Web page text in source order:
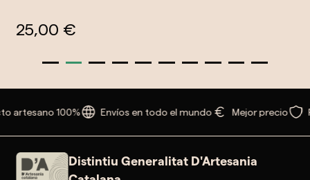
25,00 €
artesano 100% Envíos en todo el mundo Mejor precio
Distintiu Generalitat D'Artesania